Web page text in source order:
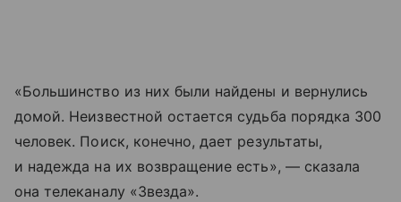
«Большинство из них были найдены и вернулись
домой. Неизвестной остается судьба порядка 300
человек. Поиск, конечно, дает результаты,
и надежда на их возвращение есть», — сказала
она телеканалу «Звезда».